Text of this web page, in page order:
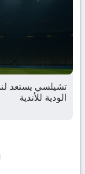
تشيلسي يستعد
الودية للأندية